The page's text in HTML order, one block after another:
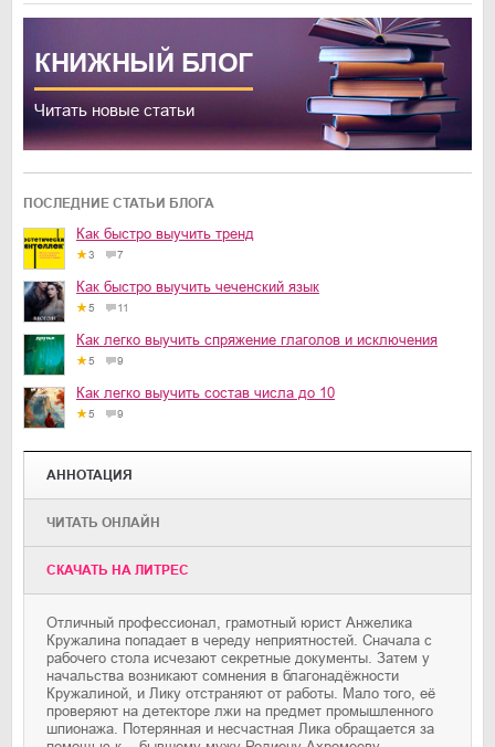
КНИЖНЫЙ БЛОГ
Читать новые статьи
ПОСЛЕДНИЕ СТАТЬИ БЛОГА
Как быстро выучить тренд
3 7
Как быстро выучить чеченский язык
5 11
Как легко выучить спряжение глаголов и исключения
5 9
Как легко выучить состав числа до 10
5 9
АННОТАЦИЯ
ЧИТАТЬ ОНЛАЙН
CКАЧАТЬ НА ЛИТРЕС
Отличный профессионал, грамотный юрист Анжелика
Кружалина попадает в череду неприятностей. Сначала с
рабочего стола исчезают секретные документы. Затем у
начальства возникают сомнения в благонадёжности
Кружалиной, и Лику отстраняют от работы. Мало того, её
проверяют на детекторе лжи на предмет промышленного
шпионажа. Потерянная и несчастная Лика обращается за